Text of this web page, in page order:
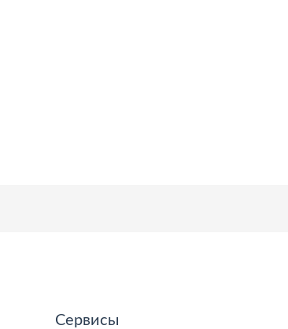
Сервисы